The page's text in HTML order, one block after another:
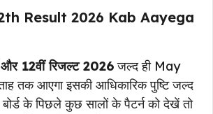
Result 2026 Kab Aayega
और 12वीं रिजल्ट 2026जल्द ही May
तक आएगा इसकी आधिकारिक पुष्टि जल्द
बोर्ड के पिछले कुछ सालों के पैटर्न को देखें तो